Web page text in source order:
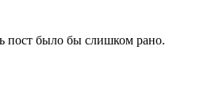
пост было бы слишком рано.